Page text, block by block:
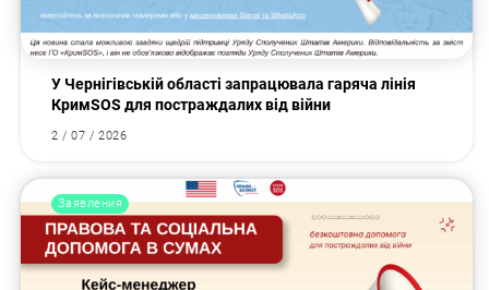
У Чернігівській області запрацювала гаряча лінія
КримSOS для постраждалих від війни
2 / 07 / 2026
Заявления